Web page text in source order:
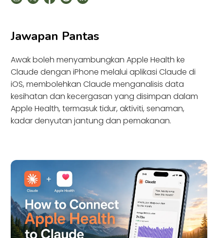
Jawapan Pantas
Awak boleh menyambungkan Apple Health ke
Claude dengan iPhone melalui aplikasi Claude di
iOS, membolehkan Claude menganalisis data
kesihatan dan kecergasan yang disimpan dalam
Apple Health, termasuk tidur, aktiviti, senaman,
kadar denyutan jantung dan pemakanan.